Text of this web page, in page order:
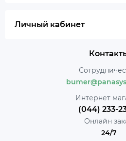
Личный кабинет
Интернет
(044) 233-
Онлайн
24/7